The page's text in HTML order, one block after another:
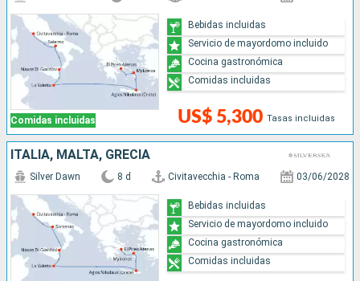
Comidas incluidas US$ 5,300 Tasas incluidas
Bebidas incluidas
Servicio de mayordomo incluido
Cocina gastronómica
Comidas incluidas
ITALIA, MALTA, GRECIA
Silver Dawn 8 d Civitavecchia - Roma 03/06/2028
Bebidas incluidas
Servicio de mayordomo incluido
Cocina gastronómica
Comidas incluidas